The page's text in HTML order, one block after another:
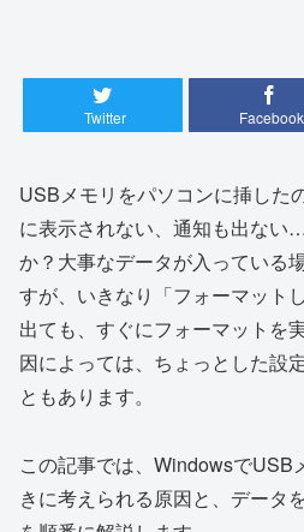
Twitter Facebook
USBメモリをパソコンに挿した
に表示されない、通知も出ない
か？大事なデータが入っている
すが、いきなり「フォーマット
出ても、すぐにフォーマットを
因によっては、ちょっとした設
ともあります。
この記事では、WindowsでUSB
きに考えられる原因と、データ